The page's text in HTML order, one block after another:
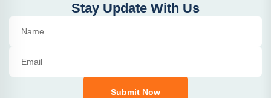
Stay Update With Us
Submit Now